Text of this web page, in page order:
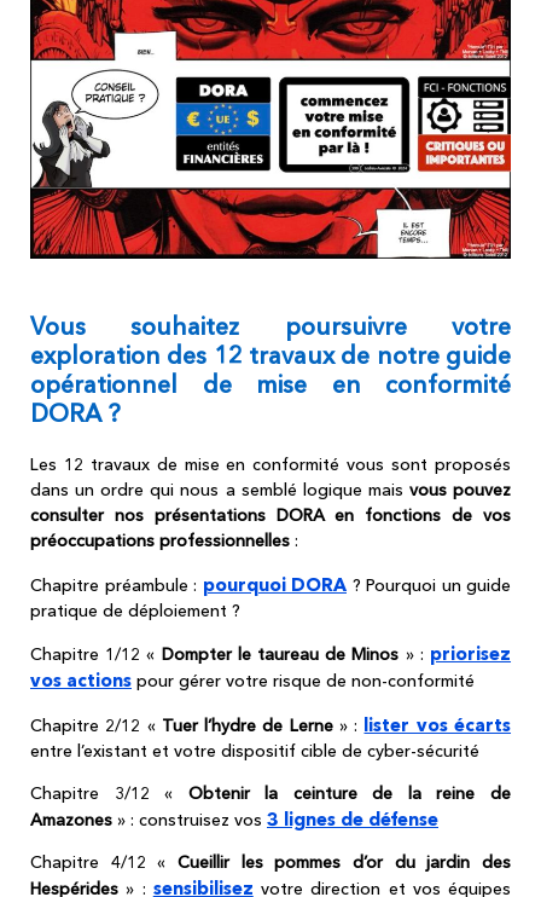
Vous souhaitez poursuivre votre
exploration des 12 travaux de notre guide
opérationnel de mise en conformité
DORA ?
Les 12 travaux de mise en conformité vous sont proposés
dans un ordre qui nous a semblé logique mais vous pouvez
consulter nos présentations DORA en fonctions de vos
préoccupations professionnelles :
Chapitre préambule : pourquoi DORA ? Pourquoi un guide
pratique de déploiement ?
Chapitre 1/12 « Dompter le taureau de Minos » : priorisez
vos actions pour gérer votre risque de non-conformité
Chapitre 2/12 « Tuer l’hydre de Lerne» : lister vos écarts
entre l’existant et votre dispositif cible de cyber-sécurité
Chapitre 3/12 « Obtenir la ceinture de la reine de
Amazones » : construisez vos 3 lignes de défense
Chapitre 4/12 « Cueillir les pommes d’or du jardin des
Hespérides » : sensibilisez votre direction et vos équipes